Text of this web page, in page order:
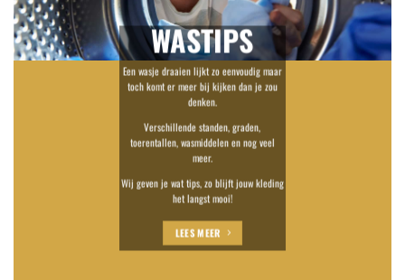
WASTIPS
Een wasje draaien lijkt zo eenvoudig maar
toch komt er meer bij kijken dan je zou
denken.
Verschillende standen, graden,
toerentallen, wasmiddelen en nog veel
meer.
Wij geven je wat tips, zo blijft jouw kleding
het langst mooi!
LEES MEER